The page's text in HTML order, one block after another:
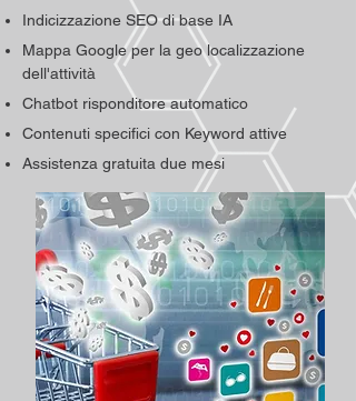
Indicizzazione SEO di base IA
Mappa Google per la geo localizzazione
dell'attività
Chatbot risponditore automatico
Contenuti specifici con Keyword attive
Assistenza gratuita due mesi